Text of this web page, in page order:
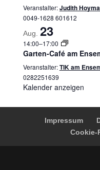
Veranstalter:Judith
0049-1628 601612
Aug. 23
14:00–17:00
Garten-Café am
Veranstalter:TIK am
0282251639
Kalender anzeigen
Impressum
Cookie-